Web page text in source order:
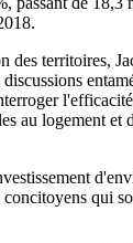
des territoires,
au logement et
qui